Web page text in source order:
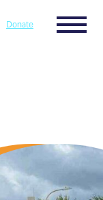
Donate Menu